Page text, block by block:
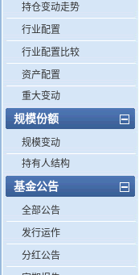
持仓变动走势
行业配置
行业配置比较
资产配置
重大变动
规模份额
规模变动
持有人结构
基金公告
全部公告
发行运作
分红公告